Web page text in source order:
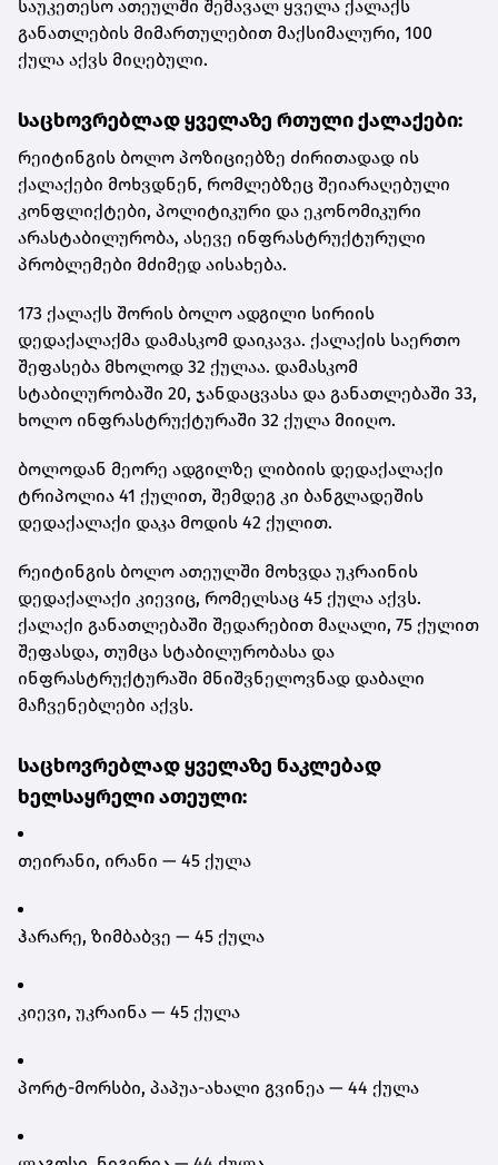
საუკეთესო ათეულში შემავალ ყველა ქალაქს
განათლების მიმართულებით მაქსიმალური, 100
ქულა აქვს მიღებული.
საცხოვრებლად ყველაზე რთული ქალაქები:
რეიტინგის ბოლო პოზიციებზე ძირითადად ის
ქალაქები მოხვდნენ, რომლებზეც შეიარაღებული
კონფლიქტები, პოლიტიკური და ეკონომიკური
არასტაბილურობა, ასევე ინფრასტრუქტურული
პრობლემები მძიმედ აისახება.
173 ქალაქს შორის ბოლო ადგილი სირიის
დედაქალაქმა დამასკომ დაიკავა. ქალაქის საერთო
შეფასება მხოლოდ 32 ქულაა. დამასკომ
სტაბილურობაში 20, ჯანდაცვასა და განათლებაში 33,
ხოლო ინფრასტრუქტურაში 32 ქულა მიიღო.
ბოლოდან მეორე ადგილზე ლიბიის დედაქალაქი
ტრიპოლია 41 ქულით, შემდეგ კი ბანგლადეშის
დედაქალაქი დაკა მოდის 42 ქულით.
რეიტინგის ბოლო ათეულში მოხვდა უკრაინის
დედაქალაქი კიევიც, რომელსაც 45 ქულა აქვს.
ქალაქი განათლებაში შედარებით მაღალი, 75 ქულით
შეფასდა, თუმცა სტაბილურობასა და
ინფრასტრუქტურაში მნიშვნელოვნად დაბალი
მაჩვენებლები აქვს.
საცხოვრებლად ყველაზე ნაკლებად
ხელსაყრელი ათეული:
თეირანი, ირანი — 45 ქულა
ჰარარე, ზიმბაბვე — 45 ქულა
კიევი, უკრაინა — 45 ქულა
პორტ-მორსბი, პაპუა-ახალი გვინეა — 44 ქულა